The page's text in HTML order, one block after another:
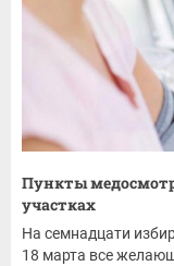
Пункты
участках
На семнадцати
18 марта все